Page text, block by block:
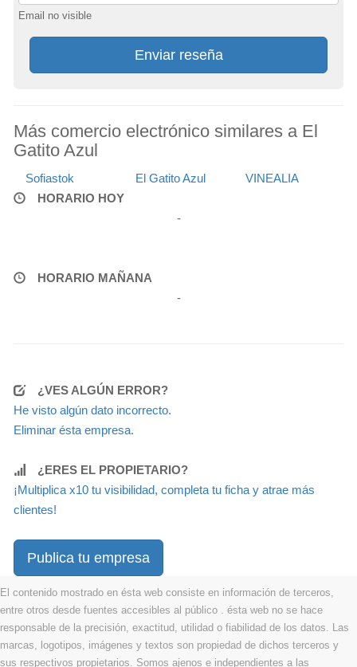
Email no visible
Enviar reseña
Más comercio electrónico similares a El
Gatito Azul
Sofiastok El Gatito Azul
VINEALIA
HORARIO HOY
-
HORARIO MAÑANA
-
¿VES ALGÚN ERROR?
He visto algún dato incorrecto.
Eliminar ésta empresa.
¿ERES EL PROPIETARIO?
¡Multiplica x10 tu visibilidad, completa tu ficha y atrae más
clientes!
Publica tu empresa
El contenido mostrado en ésta web consiste en información de terceros,
entre otros desde fuentes accesibles al público . ésta web no se hace
responsable de la precisión, exactitud, utilidad o fiabilidad de los datos. Las
marcas, logotipos, imágenes y textos son propiedad de dichos terceros y
sus respectivos propietarios. Somos ajenos e independientes a las